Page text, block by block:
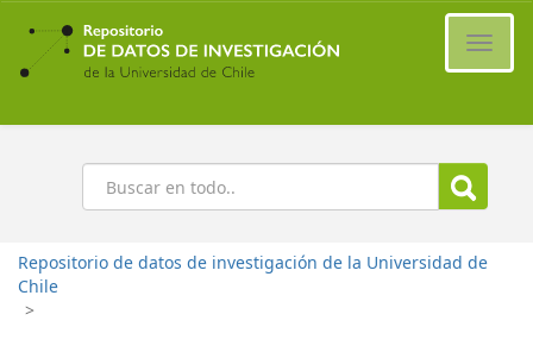
Ir
contenido
principal
Buscar
Repositorio de datos de investigación de la Universidad de
Chile
>